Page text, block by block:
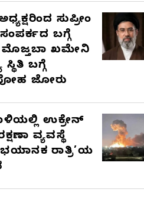
ಸುಪ್ರೀಂ
ಬಗ್ಗೆ
ಖಮೇನಿ
ಬಗ್ಗೆ
ಜೋರು
ಉಕ್ರೇನ್
ವ್ಯವಸ್ಥೆ
ರಾತ್ರಿ’ಯ